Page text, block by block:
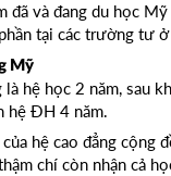
đã và đang du học
tại các trường tư
Mỹ
là hệ học 2 năm, sau
hệ ĐH 4 năm.
hệ cao đẳng cộng
chí còn nhận cả